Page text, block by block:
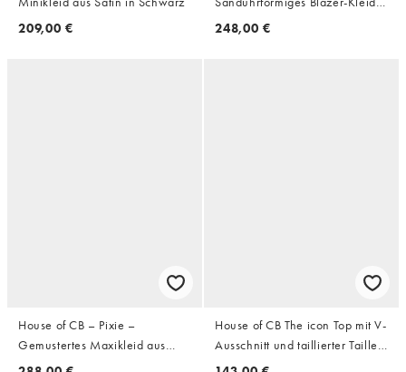
209,00 €
in Schwarz
248,00 €
House of CB – Pixie –
Gemustertes Maxikleid aus
Georgette mit Rüschen
House of CB The icon Top mit V-
Ausschnitt und taillierter Taille
in True White